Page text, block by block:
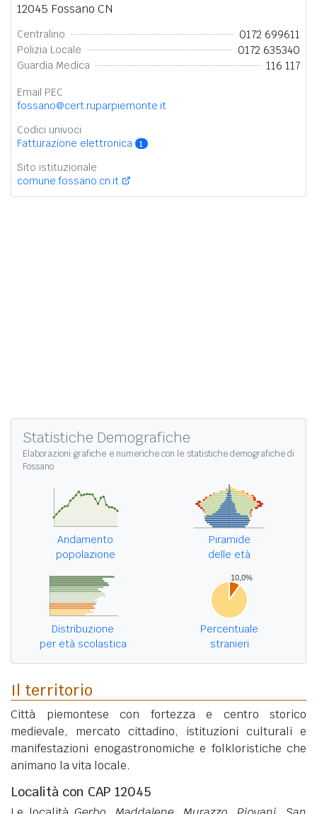
12045 Fossano CN
Centralino 0172 699611
Polizia Locale 0172 635340
Guardia Medica 116 117
Email PEC
fossano@cert.ruparpiemonte.it
Codici univoci
Fatturazione elettronica
1
Sito istituzionale
comune.fossano.cn.it
Statistiche Demografiche
Elaborazioni grafiche e numeriche con le statistiche demografiche di
Fossano
Andamento
popolazione
Piramide
delle età
Distribuzione
per età scolastica
Percentuale
stranieri
Il territorio
Città piemontese con fortezza e centro storico
medievale, mercato cittadino, istituzioni culturali e
manifestazioni enogastronomiche e folkloristiche che
animano la vita locale.
Località con CAP 12045